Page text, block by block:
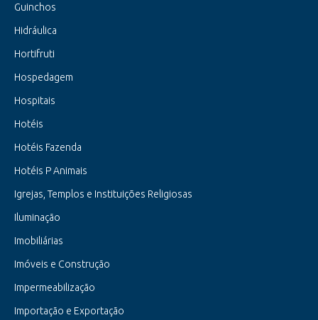
Guinchos
Hidráulica
Hortifruti
Hospedagem
Hospitais
Hotéis
Hotéis Fazenda
Hotéis P Animais
Igrejas, Templos e Instituições Religiosas
Iluminação
Imobiliárias
Imóveis e Construção
Impermeabilização
Importação e Exportação